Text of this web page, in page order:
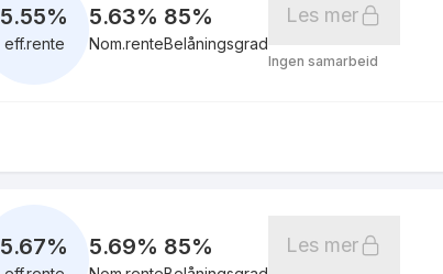
5.63%
4.93%
5.55%
eff.rente
5.63%
Nom.rente
85%
Belåningsgrad
Les mer
Ingen samarbeid
5.67% 5.69% 85% Les mer